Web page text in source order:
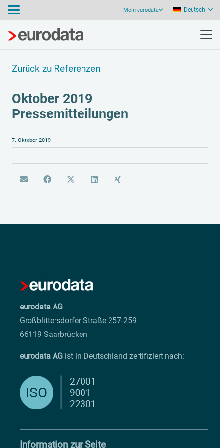
Mein eurodata Deutsch
Zurück zu Referenzen
Oktober 2019
Pressemitteilungen
7. Oktober 2019
eurodata AG
Großblittersdorfer Straße 257-259
66119 Saarbrücken
eurodata AG ist in Deutschland zertifiziert nach:
Information zur Seite